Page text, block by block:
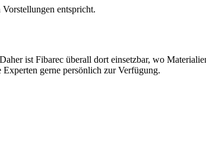
entspricht.
ist Fibarec überall dort einsetzbar, wo
gerne persönlich zur Verfügung.